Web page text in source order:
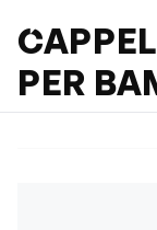
CAPPELLINI LIFESTYLE
PER